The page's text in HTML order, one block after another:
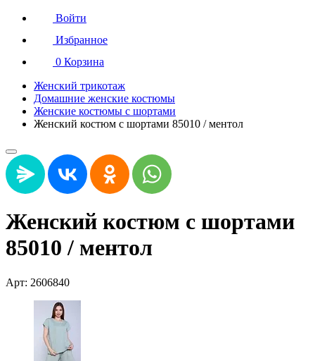
Войти
Избранное
0 Корзина
Женский трикотаж
Домашние женские костюмы
Женские костюмы с шортами
Женский костюм с шортами 85010 / ментол
Женский костюм с шортами
85010 / ментол
Арт: 2606840